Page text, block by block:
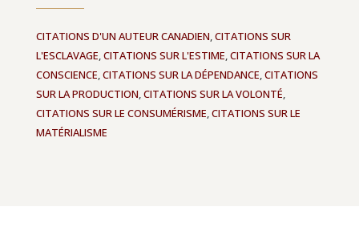
CITATIONS D'UN AUTEUR CANADIEN,CITATIONS SUR
L'ESCLAVAGE,CITATIONS SUR L'ESTIME,CITATIONS SUR LA
CONSCIENCE,CITATIONS SUR LA DÉPENDANCE,CITATIONS
SUR LA PRODUCTION,CITATIONS SUR LA VOLONTÉ,
CITATIONS SUR LE CONSUMÉRISME,CITATIONS SUR LE
MATÉRIALISME